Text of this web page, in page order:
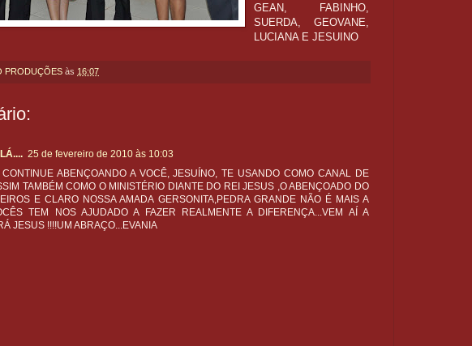
GEAN, FABINHO,
SUERDA, GEOVANE,
LUCIANA E JESUINO
PRODUÇÕES às 16:07
25 de fevereiro de 2010 às 10:03
ABENÇOANDO A VOCÊ, JESUÍNO, TE USANDO COMO CANAL DE
TAMBÉM COMO O MINISTÉRIO DIANTE DO REI JESUS ,O ABENÇOADO DO
E CLARO NOSSA AMADA GERSONITA,PEDRA GRANDE NÃO É MAIS A
TEM NOS AJUDADO A FAZER REALMENTE A DIFERENÇA...VEM AÍ A
JESUS !!!!UM ABRAÇO...EVANIA